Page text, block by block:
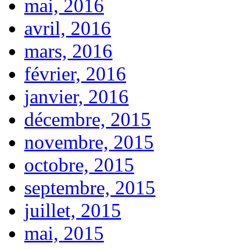
mai, 2016
avril, 2016
mars, 2016
février, 2016
janvier, 2016
décembre, 2015
novembre, 2015
octobre, 2015
septembre, 2015
juillet, 2015
mai, 2015